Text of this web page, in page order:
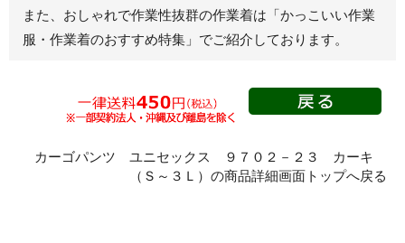
スモック
春夏半袖
ア
また、おしゃれで作業性抜群の作業着は 「かっこいい作業
服・作業着のおすすめ特集」 でご紹介しております。
カーゴパンツ ユニセックス ９７０２－２３ カーキ
（Ｓ～３Ｌ）の商品詳細画面トップへ戻る